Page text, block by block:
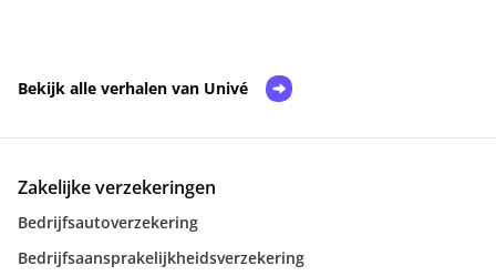
Bekijk alle verhalen van Univé
Zakelijke verzekeringen
Bedrijfsautoverzekering
Bedrijfsaansprakelijkheidsverzekering